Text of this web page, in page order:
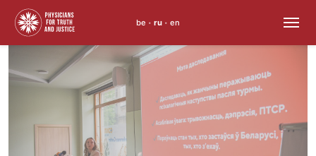
to
content
be • ru • en